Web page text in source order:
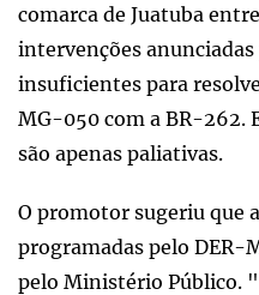
comarca de Juatuba
intervenções anunciadas
insuficientes para
MG-050 com a BR-262.
são apenas paliativas.
O promotor sugeriu que
programadas pelo DER-
pelo Ministério Público.